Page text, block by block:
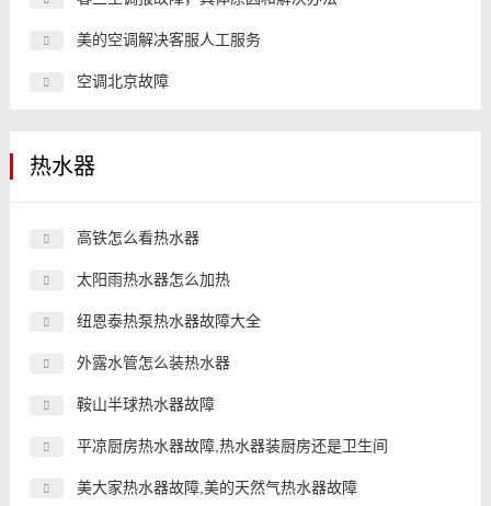
美的空调解决客服人工服务
空调北京故障
热水器
高铁怎么看热水器
太阳雨热水器怎么加热
纽恩泰热泵热水器故障大全
外露水管怎么装热水器
鞍山半球热水器故障
平凉厨房热水器故障,热水器装厨房还是卫生间
美大家热水器故障,美的天然气热水器故障